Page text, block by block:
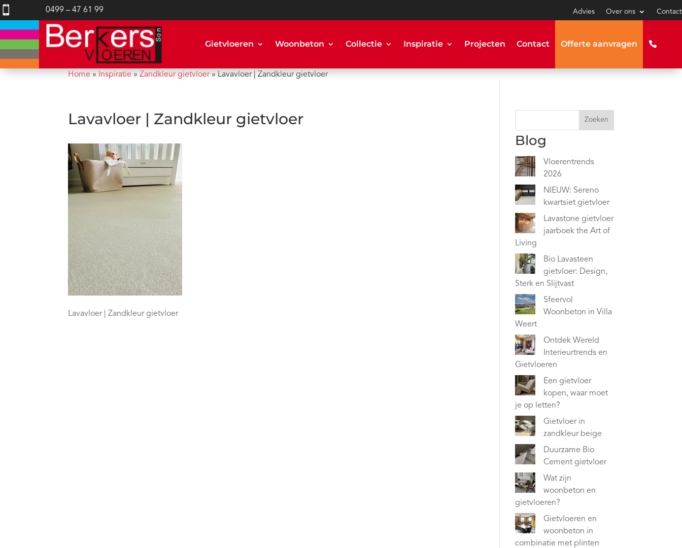
 0499 – 47 61 99 Advies Over ons Contact
Gietvloeren Woonbeton Collectie Inspiratie Projecten Contact Offerte aanvragen
Home » Inspiratie »Zandkleur gietvloer» Lavavloer | Zandkleur gietvloer
Lavavloer | Zandkleur gietvloer
Lavavloer | Zandkleur gietvloer
Zoeken
Blog
Vloerentrends
2026
NIEUW: Sereno
kwartsiet gietvloer
Lavastone gietvloer
jaarboek the Art of
Living
Bio Lavasteen
gietvloer: Design,
Sterk en Slijtvast
Sfeervol
Woonbeton in Villa
Weert
Ontdek Wereld
Interieurtrends en
Gietvloeren
Een gietvloer
kopen, waar moet
je op letten?
Gietvloer in
zandkleur beige
Duurzame Bio
Cement gietvloer
Wat zijn
woonbeton en
gietvloeren?
Gietvloeren en
woonbeton in
combinatie met plinten